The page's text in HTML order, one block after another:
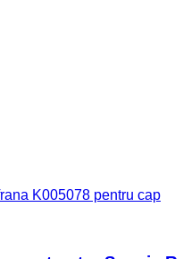
K005078 pentru cap